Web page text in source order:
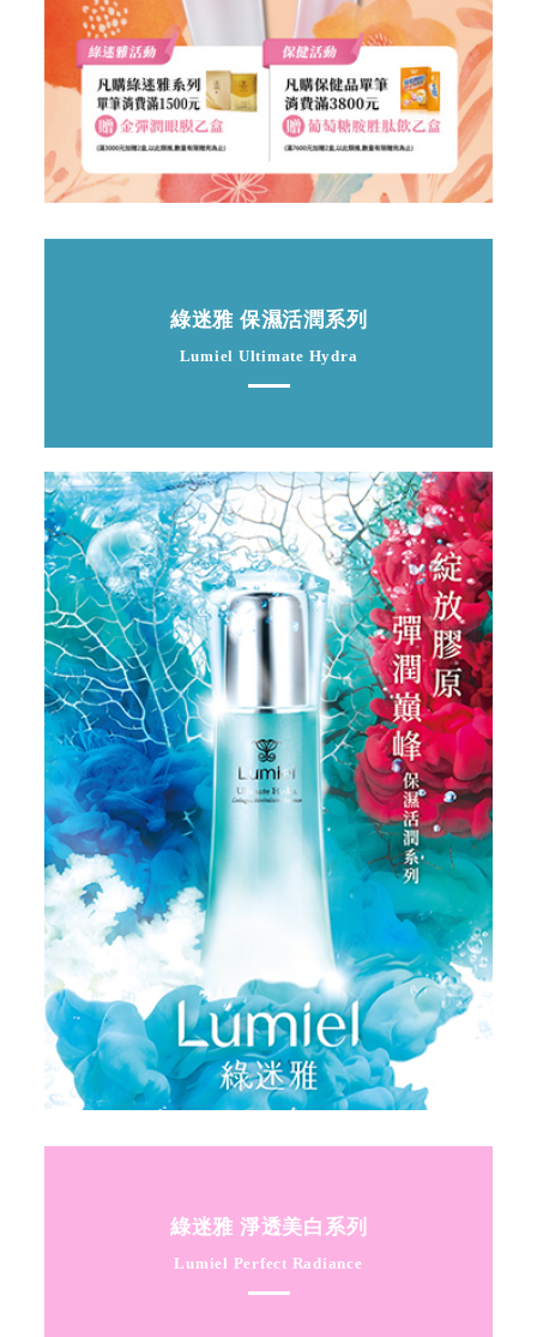
綠迷雅 保濕活潤系列
Lumiel Ultimate Hydra
綠迷雅 淨透美白系列
Lumiel Perfect Radiance